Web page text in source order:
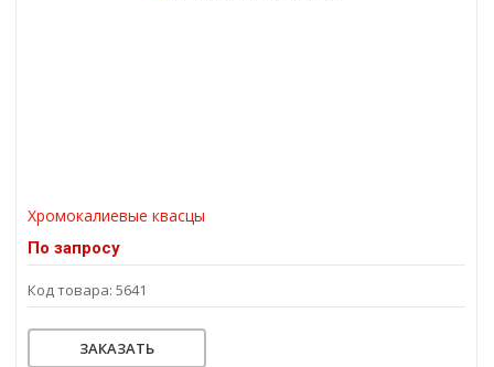
Хромокалиевые квасцы
По запросу
Код товара: 5641
ЗАКАЗАТЬ